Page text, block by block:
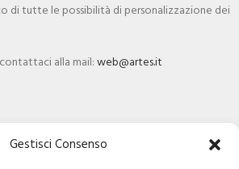
Gestisci Consenso
di tutte le possibilità di personalizzazione dei
alla mail:web@artes.it